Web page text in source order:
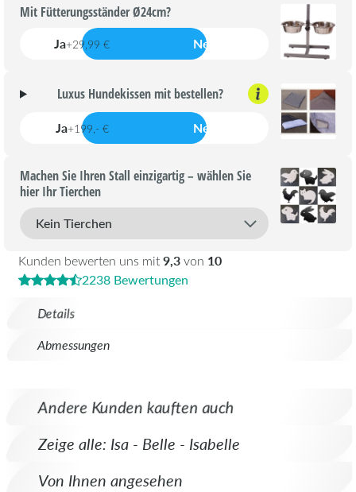
Details
Abmessungen
Kunden bewerten uns mit9,3von 10
2238 Bewertungen
Mit Fütterungsständer Ø24cm?
Ja+29,99 € Nein
Luxus Hundekissen mit bestellen?
Ja+199,- € Nein
Machen Sie Ihren Stall einzigartig – wählen Sie
hier Ihr Tierchen
Andere Kunden kauften auch
Zeige alle: Isa - Belle - Isabelle
Von Ihnen angesehen